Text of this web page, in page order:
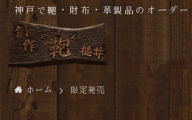
神戸で鞄・財布・革製品のオーダ
ホーム 限定発売